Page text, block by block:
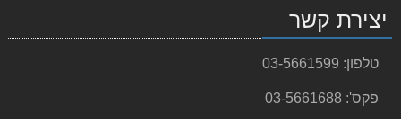
המורה המצליח - להנות יותר, להרוויח יותר
50.00 ₪
Puccini - Turandot
150.00 ₪
יצירת קשר
טלפון: 03-5661599
פקס': 03-5661688